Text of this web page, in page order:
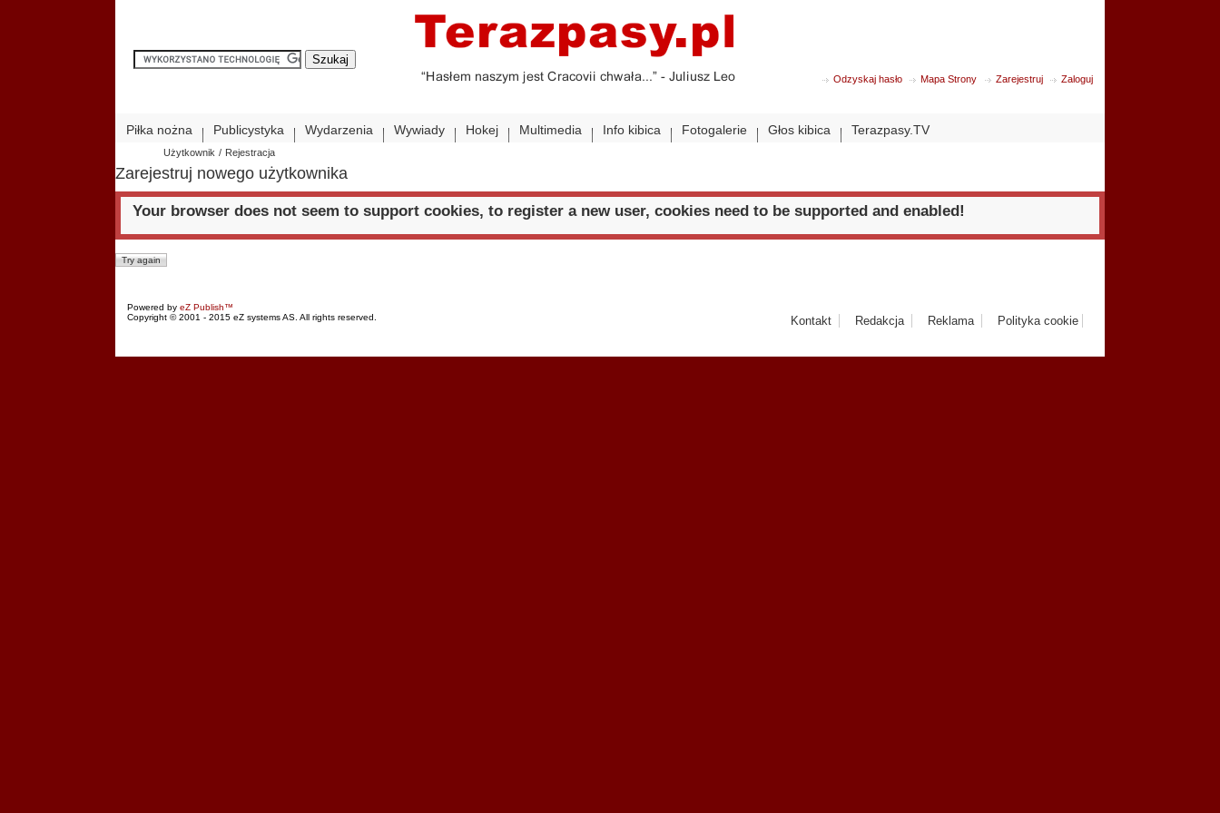
Odzyskaj hasło Mapa Strony Zarejestruj Zaloguj
Piłka nożna Publicystyka Wydarzenia Wywiady Hokej Multimedia Info kibica Fotogalerie Głos kibica Terazpasy.TV
Użytkownik / Rejestracja
Zarejestruj nowego użytkownika
Your browser does not seem to support cookies, to register a new user, cookies need to be supported and enabled!
Powered by eZ Publish™
Copyright © 2001 - 2015 eZ systems AS. All rights reserved.
Kontakt Redakcja Reklama Polityka cookie